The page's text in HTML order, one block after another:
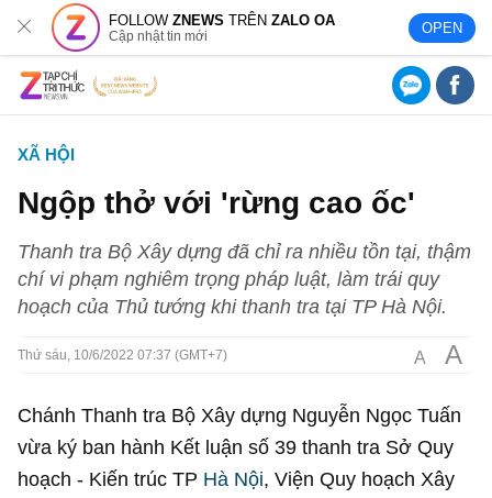
FOLLOWZNEWS TRÊNZALO OA
Cập nhật tin mới OPEN
XÃ HỘI
Ngộp thở với 'rừng cao ốc'
Thanh tra Bộ Xây dựng đã chỉ ra nhiều tồn tại, thậm
chí vi phạm nghiêm trọng pháp luật, làm trái quy
hoạch của Thủ tướng khi thanh tra tại TP Hà Nội.
Thứ sáu, 10/6/2022 07:37 (GMT+7) A A
Chánh Thanh tra Bộ Xây dựng Nguyễn Ngọc Tuấn
vừa ký ban hành Kết luận số 39 thanh tra Sở Quy
hoạch - Kiến trúc TP Hà Nội, Viện Quy hoạch Xây